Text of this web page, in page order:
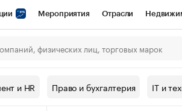
Мероприятия Отрасли
СПб Спецпроекты Проверка
и HR Право и бухгалтерия IT и